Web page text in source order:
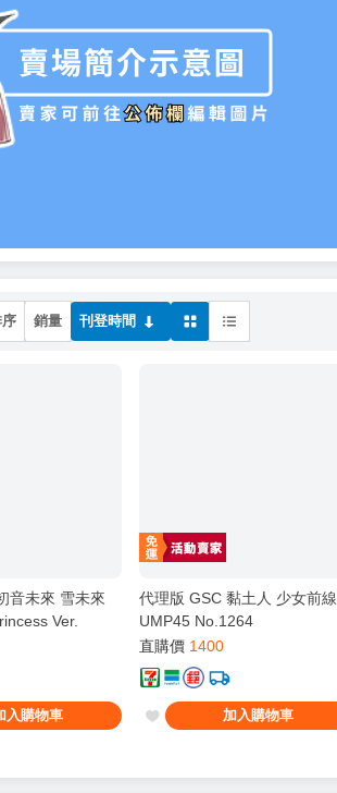
銷量 刊登時間
音未來 雪未來
Ver.
入購物車
代理版 GSC 黏土人 少女前線
UMP45 No.1264
直購價 1400
加入購物車